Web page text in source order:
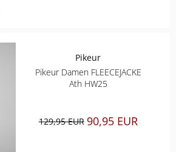
Pikeur
Pikeur Damen FLEECEJACKE
Ath HW25
129,95 EUR 90,95 EUR